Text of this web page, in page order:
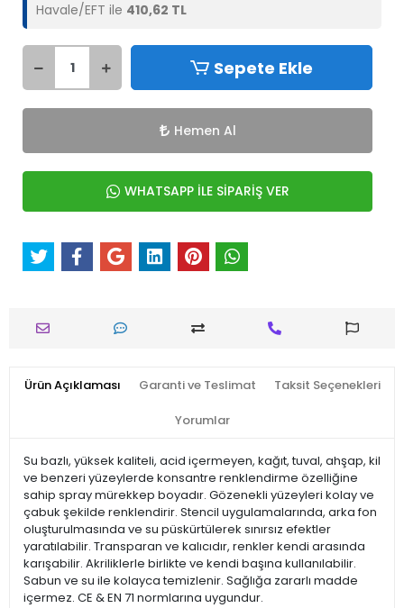
Havale/EFT ile 410,62 TL
Sepete Ekle
Hemen Al
WHATSAPP İLE SİPARİŞ VER
Ürün Açıklaması Garanti ve Teslimat Taksit Seçenekleri
Yorumlar
Su bazlı, yüksek kaliteli, acid içermeyen, kağıt, tuval, ahşap, kil
ve benzeri yüzeylerde konsantre renklendirme özelliğine
sahip spray mürekkep boyadır. Gözenekli yüzeyleri kolay ve
çabuk şekilde renklendirir. Stencil uygulamalarında, arka fon
oluşturulmasında ve su püskürtülerek sınırsız efektler
yaratılabilir. Transparan ve kalıcıdır, renkler kendi arasında
karışabilir. Akriliklerle birlikte ve kendi başına kullanılabilir.
Sabun ve su ile kolayca temizlenir. Sağlığa zararlı madde
içermez. CE & EN 71 normlarına uygundur.